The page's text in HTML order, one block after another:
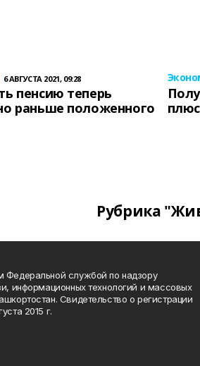
6 АВГУСТА 2021, 09:28
пенсию теперь
раньше положенного
Рубрика
Федеральной службой по надзору
информационных технологий и массовых
Свидетельство о регистрации
2015 г.